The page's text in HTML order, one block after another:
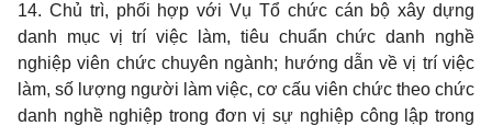
14. Chủ trì, phối hợp với Vụ Tổ chức cán bộ xây dựng
danh mục vị trí việc làm, tiêu chuẩn chức danh nghề
nghiệp viên chức chuyên ngành; hướng dẫn về vị trí việc
làm, số lượng người làm việc, cơ cấu viên chức theo chức
danh nghề nghiệp trong đơn vị sự nghiệp công lập trong